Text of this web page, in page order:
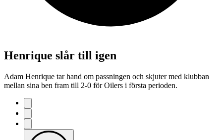
Henrique slår till igen
Adam Henrique tar hand om passningen och skjuter med klubban
mellan sina ben fram till 2-0 för Oilers i första perioden.